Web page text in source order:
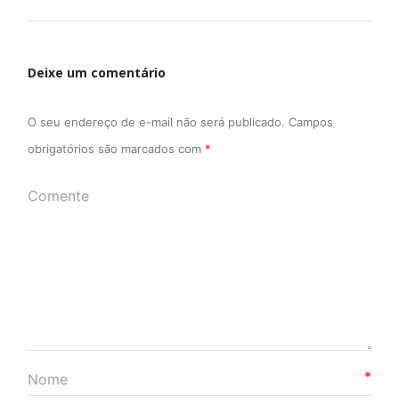
Deixe um comentário
O seu endereço de e-mail não será publicado. Campos
obrigatórios são marcados com *
*